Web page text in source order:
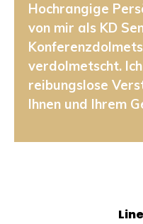
Hochrangige
von mir als KD
verdolmetscht.
reibungslose
Ihnen und Ihrem